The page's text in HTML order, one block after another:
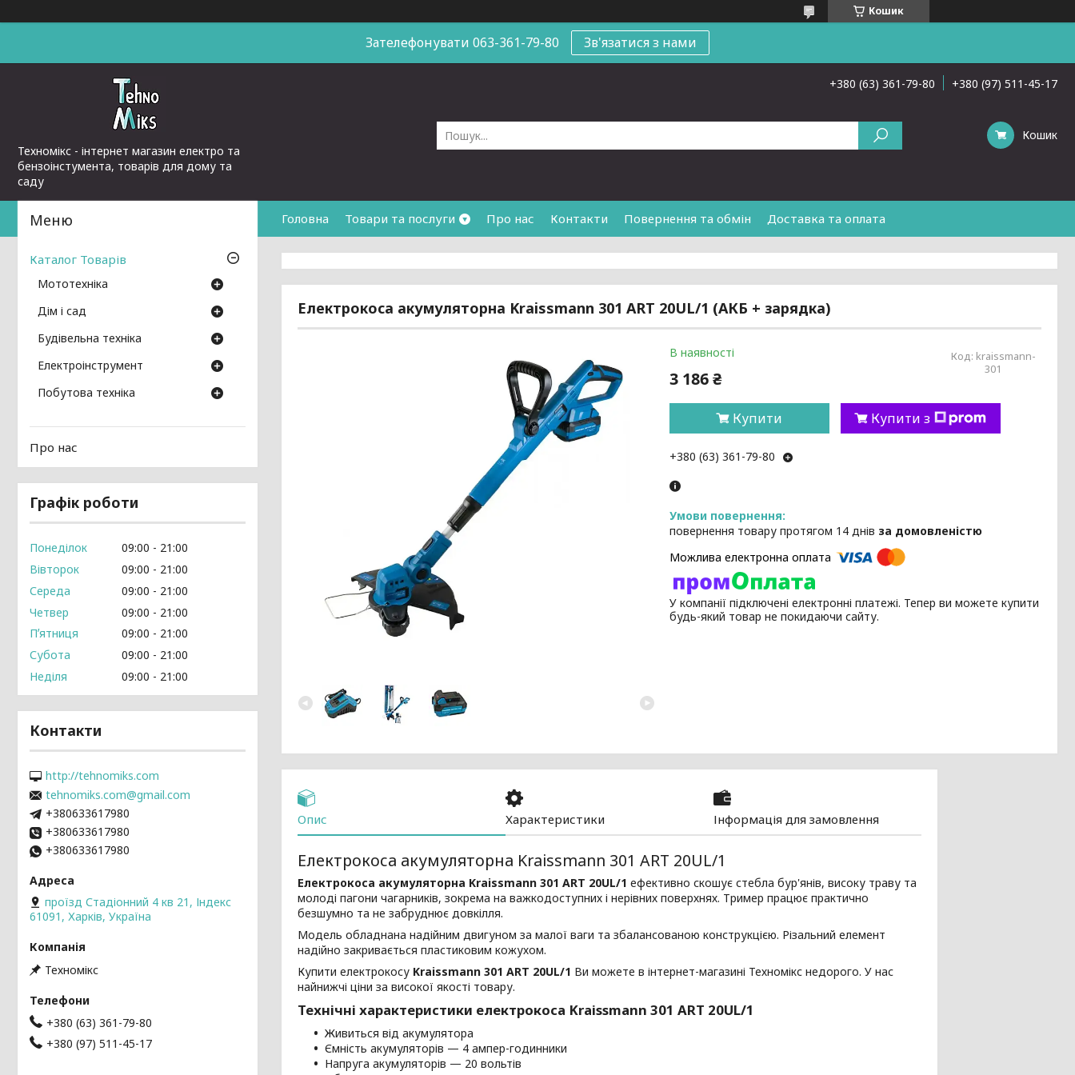
Кошик
Зателефонувати 063-361-79-80 Зв'язатися з нами
Техномікс - інтернет магазин електро та
бензоінстумента, товарів для дому та
саду
+380 (63) 361-79-80 +380 (97) 511-45-17
Кошик
Головна Товари та послуги Про нас Контакти Повернення та обмін Доставка та оплата
Електрокоса акумуляторна Kraissmann 301 ART 20UL/1 (АКБ + зарядка)
В наявності Код: kraissmann-
301
3 186 ₴
Купити Купити з
+380 (63) 361-79-80
повернення товару протягом 14 днів за домовленістю
У компанії підключені електронні платежі. Тепер ви можете купити
будь-який товар не покидаючи сайту.
Опис Характеристики Інформація для замовлення
Електрокоса акумуляторна Kraissmann 301 ART 20UL/1
Електрокоса акумуляторна Kraissmann 301 ART 20UL/1 ефективно скошує стебла бур'янів, високу траву та
молоді пагони чагарників, зокрема на важкодоступних і нерівних поверхнях. Тример працює практично
безшумно та не забруднює довкілля.
Модель обладнана надійним двигуном за малої ваги та збалансованою конструкцією. Різальний елемент
надійно закривається пластиковим кожухом.
Купити електрокосу Kraissmann 301 ART 20UL/1 Ви можете в інтернет-магазині Техномікс недорого. У нас
найнижчі ціни за високої якості товару.
Технічні характеристики електрокоса Kraissmann 301 ART 20UL/1
Живиться від акумулятора
Ємність акумуляторів — 4 ампер-годинники
Напруга акумуляторів — 20 вольтів
Каталог Товарів
Мототехніка
Дім і сад
Будівельна техніка
Електроінструмент
Побутова техніка
Про нас
Графік роботи
Понеділок 09:00
21:00
Вівторок
09:00
21:00
Середа
09:00
21:00
Четвер
09:00
21:00
Пʼятниця
09:00
21:00
Субота
09:00
21:00
Неділя
09:00 21:00
Контакти
http://tehnomiks.com
tehnomiks.com@gmail.com
+380633617980
+380633617980
+380633617980
проїзд Стадіонний 4 кв 21, Індекс
61091, Харків, Україна
Техномікс
+380 (63) 361-79-80
+380 (97) 511-45-17